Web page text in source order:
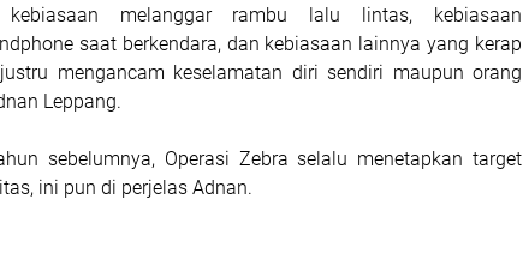
melanggar rambu lalu lintas, kebiasaan
saat berkendara, dan kebiasaan lainnya yang kerap
mengancam keselamatan diri sendiri maupun orang
Leppang.
sebelumnya, Operasi Zebra selalu menetapkan target
ini pun di perjelas Adnan.